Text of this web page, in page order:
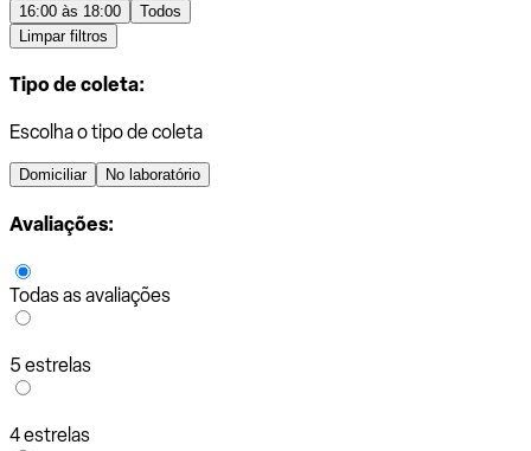
16:00 às 18:00
Todos
Limpar filtros
Tipo de coleta:
Escolha o tipo de coleta
Domiciliar No laboratório
Avaliações:
Todas as avaliações
5 estrelas
4 estrelas